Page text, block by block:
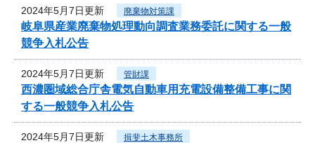
2024年5月7日更新 廃棄物対策課
岐阜県産業廃棄物処理動向調査業務委託に関する一般
競争入札公告
2024年5月7日更新 管財課
西濃圏域総合庁舎電気自動車用充電設備整備工事に関
する一般競争入札公告
2024年5月7日更新 揖斐土木事務所